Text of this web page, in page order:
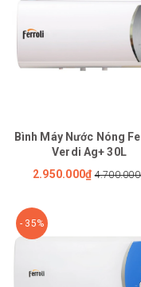
Bình Máy Nước Nóng
Verdi Ag+ 30L
2.950.000₫
- 35%